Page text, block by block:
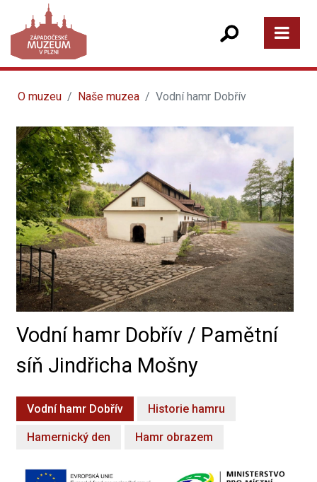
O muzeu Naše muzea Vodní hamr Dobřív
Vodní hamr Dobřív / Pamětní
síň Jindřicha Mošny
Vodní hamr Dobřív Historie hamru
Hamernický den Hamr obrazem